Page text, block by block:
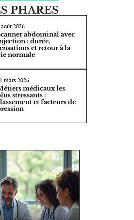
PHARES
août 2026
abdominal avec
: durée,
et retour à la
normale
mars 2026
médicaux les
stressants :
et facteurs de